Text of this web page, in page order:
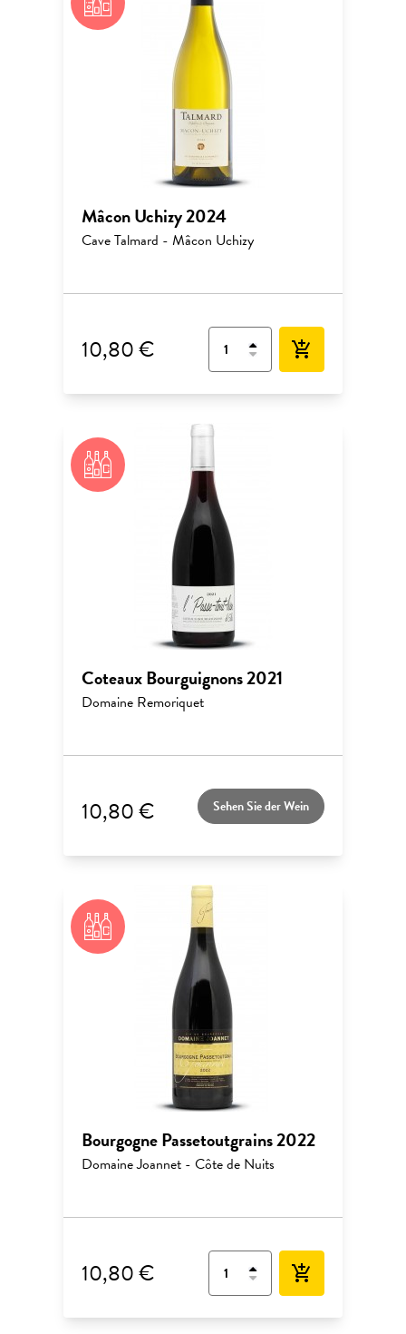
Mâcon Uchizy 2024
Cave Talmard - Mâcon Uchizy
10,80 € add_shopping_cart
Coteaux Bourguignons 2021
Domaine Remoriquet
10,80 € Sehen Sie der Wein
Bourgogne Passetoutgrains 2022
Domaine Joannet - Côte de Nuits
10,80 € add_shopping_cart